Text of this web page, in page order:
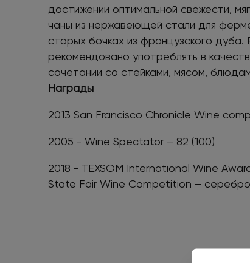
достижении оптимальной свежести,
чаны из нержавеющей стали для
старых бочках из французского
рекомендовано употреблять в
сочетании со стейками, мясом,
Награды
2013 San Francisco Сhronicle Wine
2005 - Wine Spectator – 82 (100)
2018 - TEXSOM International Wine
State Fair Wine Competition – серебро